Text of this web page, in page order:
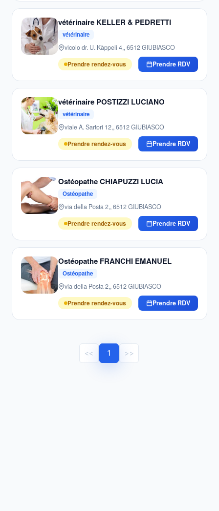
vétérinaire KELLER & PEDRETTI
vétérinaire
vicolo dr. U. Käppeli 4,, 6512 GIUBIASCO
Prendre rendez-vous
Prendre RDV
vétérinaire POSTIZZI LUCIANO
vétérinaire
viale A. Sartori 12,, 6512 GIUBIASCO
Prendre rendez-vous
Prendre RDV
Ostéopathe CHIAPUZZI LUCIA
Ostéopathe
via della Posta 2,, 6512 GIUBIASCO
Prendre rendez-vous
Prendre RDV
Ostéopathe FRANCHI EMANUEL
Ostéopathe
via della Posta 2,, 6512 GIUBIASCO
Prendre rendez-vous
Prendre RDV
<< 1 >>